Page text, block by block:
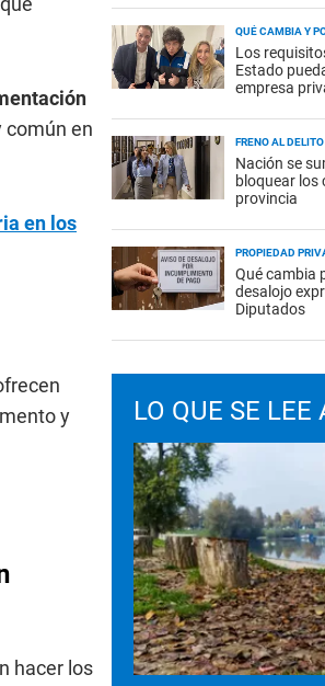
común en
en los
y
hacer los
QUÉ CAMBIA Y
Los
Estado
empresa
FRENO AL DELITO
Nación se
bloquear los
provincia
PROPIEDAD
Qué cambia
desalojo
Diputados
LO QUE SE LEE